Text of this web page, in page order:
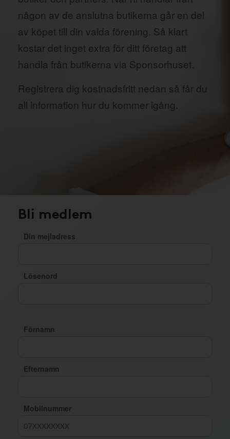
någon av de anslutna butikerna går en del
av köpet till din valda förening. Så klart
kostar det inget extra för ditt företag att
handla från butikerna via Sponsorhuset.
Registrera dig kostnadsfritt nedan så får du
all information hur du kommer igång.
Bli medlem
Din mejladress
Lösenord
Förnamn
Efternamn
Mobilnummer